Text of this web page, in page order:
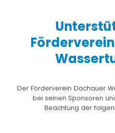
Der Förderverein Dachauer
bei seinen Sponsoren
Beachtung der